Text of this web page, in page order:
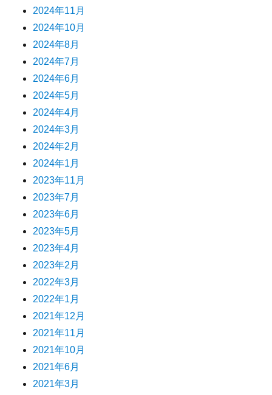
2024年11月
2024年10月
2024年8月
2024年7月
2024年6月
2024年5月
2024年4月
2024年3月
2024年2月
2024年1月
2023年11月
2023年7月
2023年6月
2023年5月
2023年4月
2023年2月
2022年3月
2022年1月
2021年12月
2021年11月
2021年10月
2021年6月
2021年3月